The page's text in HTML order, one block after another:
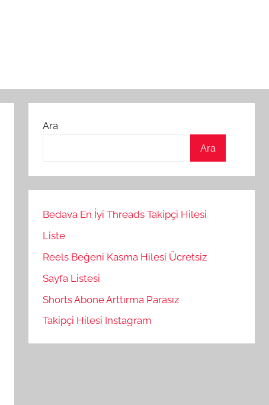
Ara
Ara
Bedava En İyi Threads Takipçi Hilesi
Liste
Reels Beğeni Kasma Hilesi Ücretsiz
Sayfa Listesi
Shorts Abone Arttırma Parasız
Takipçi Hilesi Instagram